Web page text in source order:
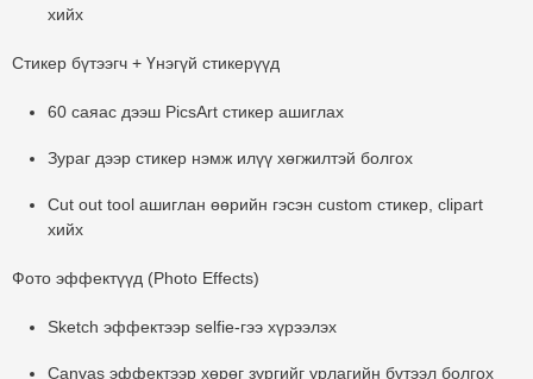
хийх
Стикер бүтээгч + Үнэгүй стикерүүд
60 саяас дээш PicsArt стикер ашиглах
Зураг дээр стикер нэмж илүү хөгжилтэй болгох
Cut out tool ашиглан өөрийн гэсэн custom стикер, clipart
хийх
Фото эффектүүд (Photo Effects)
Sketch эффектээр selfie-гээ хүрээлэх
Canvas эффектээр хөрөг зургийг урлагийн бүтээл болгох